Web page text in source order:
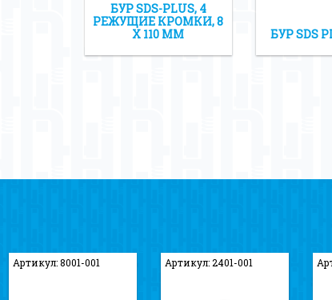
БУР SDS-PLUS, 4
РЕЖУЩИЕ КРОМКИ, 8
Х 110 ММ
БУР SDS
Артикул: 8001-001 Артикул: 2401-001